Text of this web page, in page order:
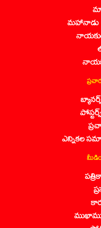
మహానాడు
ఎన్నికల